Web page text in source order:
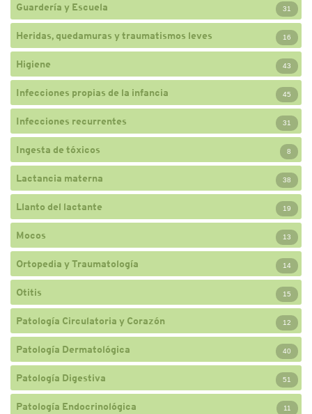
Guardería y Escuela 31
Heridas, quedamuras y traumatismos leves 16
Higiene 43
Infecciones propias de la infancia 45
Infecciones recurrentes 31
Ingesta de tóxicos 8
Lactancia materna 38
Llanto del lactante 19
Mocos 13
Ortopedia y Traumatología 14
Otitis 15
Patología Circulatoria y Corazón 12
Patología Dermatológica 40
Patología Digestiva 51
Patología Endocrinológica 11